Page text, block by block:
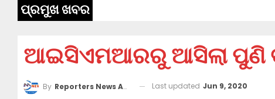
ପ୍ରମୁଖ ଖବର
ଆଇସିଏମଆରରୁ ଆସିଲା ପୁଣି
By Reporters News Agency Last updated Jun 9, 2020